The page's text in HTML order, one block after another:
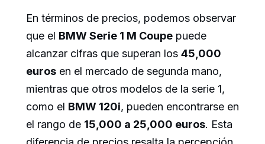
En términos de precios, podemos observar
que el BMW Serie 1 M Coupe puede
alcanzar cifras que superan los 45,000
euros en el mercado de segunda mano,
mientras que otros modelos de la serie 1,
como el BMW 120i, pueden encontrarse en
el rango de 15,000 a 25,000 euros. Esta